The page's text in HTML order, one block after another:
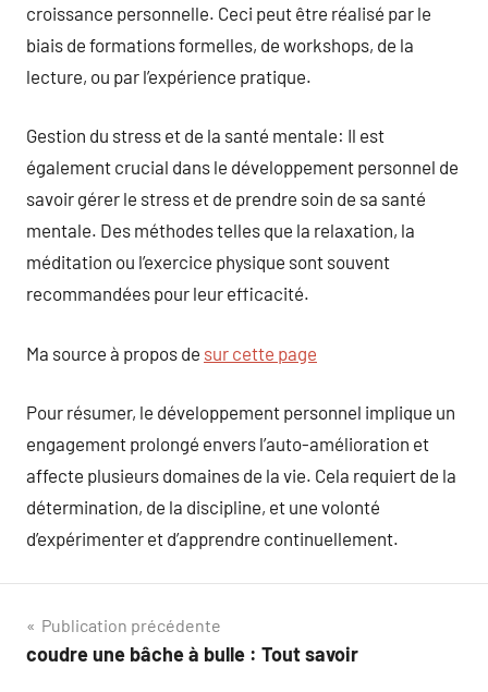
croissance personnelle. Ceci peut être réalisé par le
biais de formations formelles, de workshops, de la
lecture, ou par l’expérience pratique.
Gestion du stress et de la santé mentale: Il est
également crucial dans le développement personnel de
savoir gérer le stress et de prendre soin de sa santé
mentale. Des méthodes telles que la relaxation, la
méditation ou l’exercice physique sont souvent
recommandées pour leur efficacité.
Ma source à propos de sur cette page
Pour résumer, le développement personnel implique un
engagement prolongé envers l’auto-amélioration et
affecte plusieurs domaines de la vie. Cela requiert de la
détermination, de la discipline, et une volonté
d’expérimenter et d’apprendre continuellement.
Navigation
de
Publication précédente
coudre une bâche à bulle : Tout savoir